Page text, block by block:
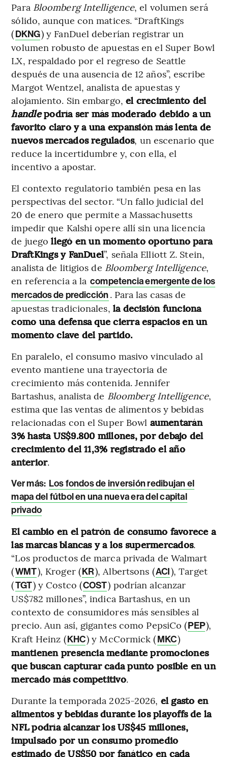
Para Bloomberg Intelligence, el volumen será
sólido, aunque con matices. “DraftKings
(DKNG) y FanDuel deberían registrar un
volumen robusto de apuestas en el Super Bowl
LX, respaldado por el regreso de Seattle
después de una ausencia de 12 años”, escribe
Margot Wentzel, analista de apuestas y
alojamiento. Sin embargo, el crecimiento del
handlepodría ser más moderado debido a un
favorito claro y a una expansión más lenta de
nuevos mercados regulados, un escenario que
reduce la incertidumbre y, con ella, el
incentivo a apostar.
El contexto regulatorio también pesa en las
perspectivas del sector. “Un fallo judicial del
20 de enero que permite a Massachusetts
impedir que Kalshi opere allí sin una licencia
de juegollegó en un momento oportuno para
DraftKings y FanDuel”, señala Elliott Z. Stein,
analista de litigios de Bloomberg Intelligence,
en referencia a la competencia emergente de los
mercados de predicción. Para las casas de
apuestas tradicionales, la decisión funciona
como una defensa que cierra espacios en un
momento clave del partido.
En paralelo, el consumo masivo vinculado al
evento mantiene una trayectoria de
crecimiento más contenida. Jennifer
Bartashus, analista de Bloomberg Intelligence,
estima que las ventas de alimentos y bebidas
relacionadas con el Super Bowl aumentarán
3% hasta US$9.800 millones, por debajo del
crecimiento del 11,3% registrado el año
anterior.
Ver más: Los fondos de inversión redibujan el
mapa del fútbol en una nueva era del capital
privado
El cambio en el patrón de consumo favorece a
las marcas blancas y a los supermercados.
“Los productos de marca privada de Walmart
(WMT), Kroger (KR), Albertsons (ACI), Target
(TGT) y Costco (COST) podrían alcanzar
US$782 millones”, indica Bartashus, en un
contexto de consumidores más sensibles al
precio. Aun así, gigantes como PepsiCo (PEP),
Kraft Heinz (KHC) y McCormick (MKC)
mantienen presencia mediante promociones
que buscan capturar cada punto posible en un
mercado más competitivo.
Durante la temporada 2025-2026, el gasto en
alimentos y bebidas durante los playoffs de la
NFL podría alcanzar los US$45 millones,
impulsado por un consumo promedio
estimado de US$50 por fanático en cada